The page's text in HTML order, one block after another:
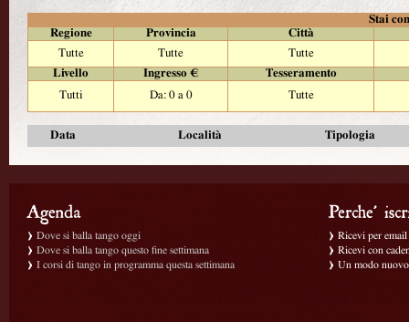
Stai
Regione
Provincia
Città
Tutte
Tutte
Tutte
Livello
Ingresso €
Tesseramento
Tutti
Da: 0 a 0 Tutte
Data Località Tipologia
Dove si balla tango oggi
Dove si balla tango questo fine settimana
I corsi di tango in programma questa settimana
Ricevi per
Ricevi con
Un modo